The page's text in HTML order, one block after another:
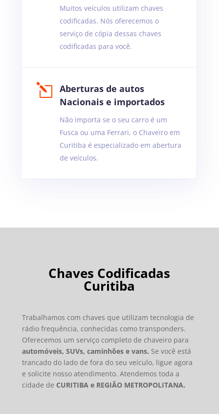
Muitos veículos utilizam chaves
codificadas. Nós oferecemos o
serviço de cópia dessas chaves
codificadas para você.
l
Aberturas de autos
Nacionais e importados
Não importa se o seu carro é um
Fusca ou uma Ferrari, o Chaveiro em
Curitiba é especializado em abertura
de veículos.
Chaves Codificadas
Curitiba
Trabalhamos com chaves que utilizam tecnologia de
rádio frequência, conhecidas como transponders.
Oferecemos um serviço completo de chaveiro para
automóveis, SUVs, caminhões e vans. Se você está
trancado do lado de fora do seu veículo, ligue agora
e solicite nosso atendimento. Atendemos toda a
cidade de CURITIBA e REGIÃO METROPOLITANA.